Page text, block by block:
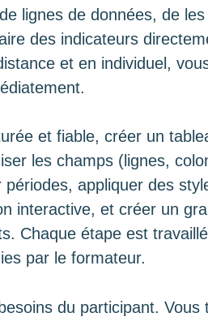
lignes de données, de
des indicateurs
et en individuel,
et fiable, créer un
les champs (lignes,
appliquer des
interactive, et créer un
Chaque étape est
par le formateur.
du participant. Vous